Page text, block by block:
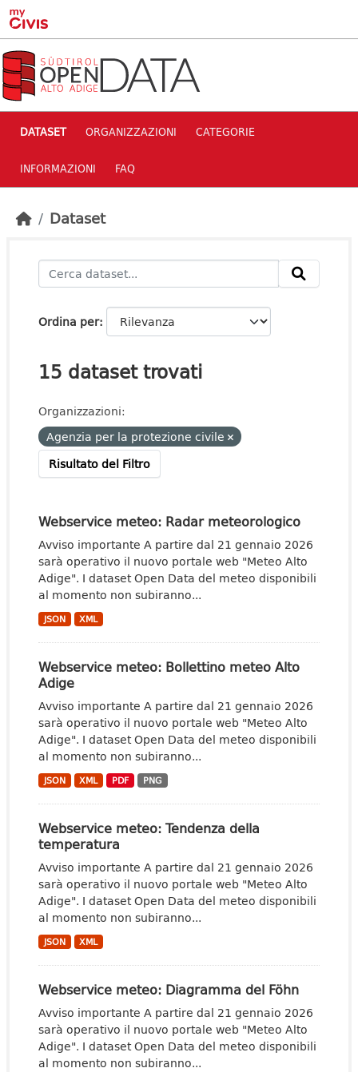
Skip to main content
DATASET ORGANIZZAZIONI CATEGORIE
INFORMAZIONI FAQ
Dataset
Ordina per
15 dataset trovati
Organizzazioni:
Agenzia per la protezione civile
Risultato del Filtro
Webservice meteo: Radar meteorologico
Avviso importante A partire dal 21 gennaio 2026
sarà operativo il nuovo portale web "Meteo Alto
Adige". I dataset Open Data del meteo disponibili
al momento non subiranno...
JSON XML
Webservice meteo: Bollettino meteo Alto
Adige
Avviso importante A partire dal 21 gennaio 2026
sarà operativo il nuovo portale web "Meteo Alto
Adige". I dataset Open Data del meteo disponibili
al momento non subiranno...
JSON XML PDF PNG
Webservice meteo: Tendenza della
temperatura
Avviso importante A partire dal 21 gennaio 2026
sarà operativo il nuovo portale web "Meteo Alto
Adige". I dataset Open Data del meteo disponibili
al momento non subiranno...
JSON XML
Webservice meteo: Diagramma del Föhn
Avviso importante A partire dal 21 gennaio 2026
sarà operativo il nuovo portale web "Meteo Alto
Adige". I dataset Open Data del meteo disponibili
al momento non subiranno...